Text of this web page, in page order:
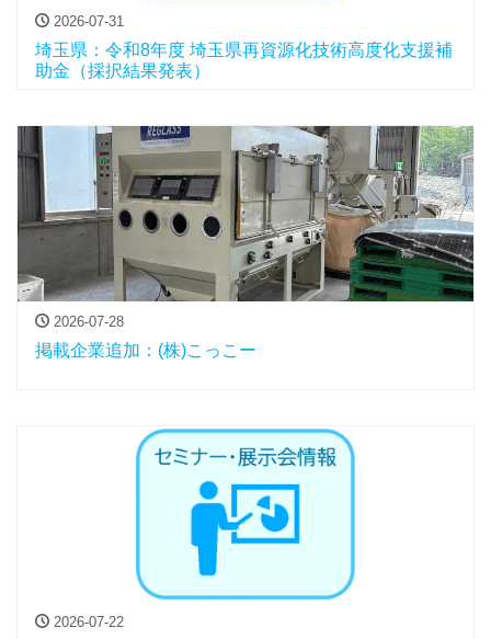
2026-07-31
埼玉県：令和8年度 埼玉県再資源化技術高度化支援補
助金（採択結果発表）
2026-07-28
掲載企業追加：(株)こっこー
2026-07-22